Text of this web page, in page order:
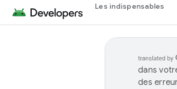
Les indispensables
dans
des